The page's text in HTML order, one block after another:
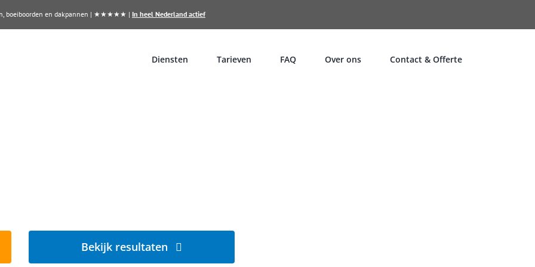
boeiboorden en dakpannen | ★★★★★ | In heel Nederland actief
Diensten Tarieven FAQ Over ons Contact & Offerte
Bekijk resultaten